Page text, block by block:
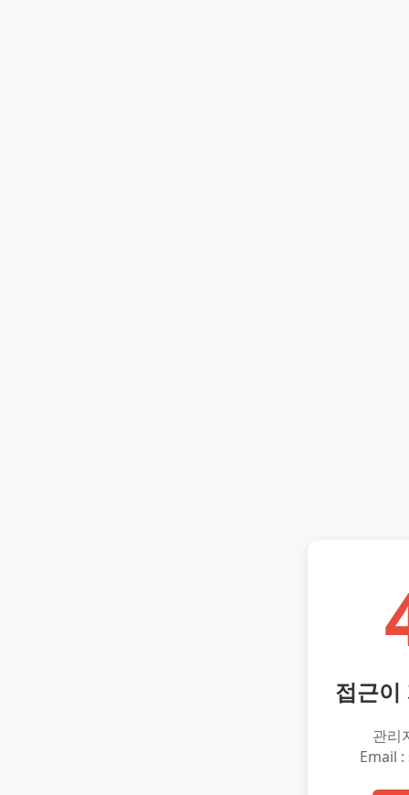
접근이
관리
Email